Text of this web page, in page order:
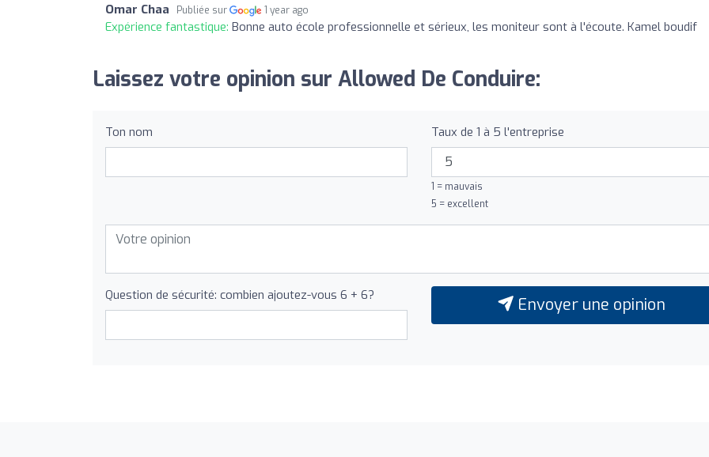
Omar Chaa Publiée sur 1 year ago
Expérience fantastique: Bonne auto école professionnelle et sérieux, les moniteur sont à l'écoute. Kamel boudif
Laissez votre opinion sur Allowed De Conduire:
Ton nom Taux de 1 à 5 l'entreprise
1 = mauvais
5 = excellent
Question de sécurité: combien ajoutez-vous 6 + 6? Envoyer une opinion